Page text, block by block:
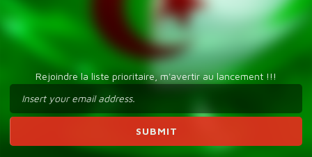
Rejoindre la liste prioritaire, m'avertir au lancement !!!